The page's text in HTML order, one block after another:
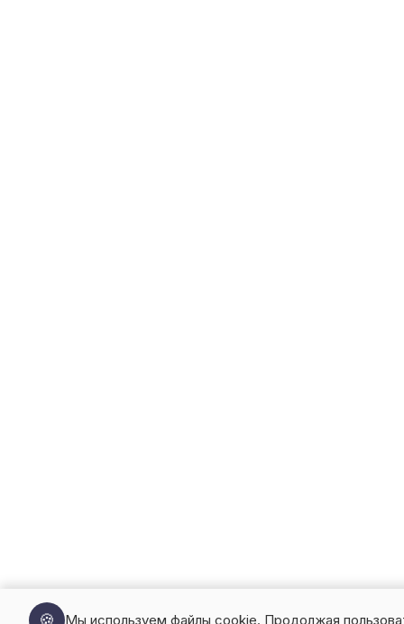
🍪 Мы используем файлы cookie. Продолжая